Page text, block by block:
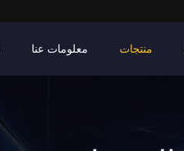
منتجات معلومات عنا